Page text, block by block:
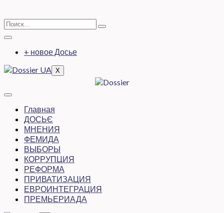
+ новое Досье
X
Главная
ДОСЬЄ
МНЕНИЯ
ФЕМИДА
ВЫБОРЫ
КОРРУПЦИЯ
РЕФОРМА
ПРИВАТИЗАЦИЯ
ЕВРОИНТЕГРАЦИЯ
ПРЕМЬЕРИАДА